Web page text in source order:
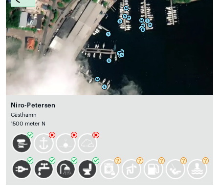
Niro-Petersen
Gästhamn
1500 meter N